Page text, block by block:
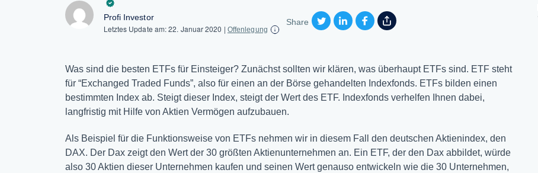
Profi Investor
Letztes Update am:22. Januar 2020 | Offenlegung
Share
Was sind die besten ETFs für Einsteiger? Zunächst sollten wir klären, was überhaupt ETFs sind. ETF steht
für “Exchanged Traded Funds”, also für einen an der Börse gehandelten Indexfonds. ETFs bilden einen
bestimmten Index ab. Steigt dieser Index, steigt der Wert des ETF. Indexfonds verhelfen Ihnen dabei,
langfristig mit Hilfe von Aktien Vermögen aufzubauen.
Als Beispiel für die Funktionsweise von ETFs nehmen wir in diesem Fall den deutschen Aktienindex, den
DAX. Der Dax zeigt den Wert der 30 größten Aktienunternehmen an. Ein ETF, der den Dax abbildet, würde
also 30 Aktien dieser Unternehmen kaufen und seinen Wert genauso entwickeln wie die 30 Unternehmen,